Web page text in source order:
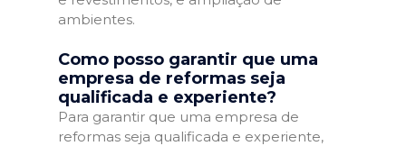
ambientes.
Como posso garantir que uma
empresa de reformas seja
qualificada e experiente?
Para garantir que uma empresa de
reformas seja qualificada e experiente,